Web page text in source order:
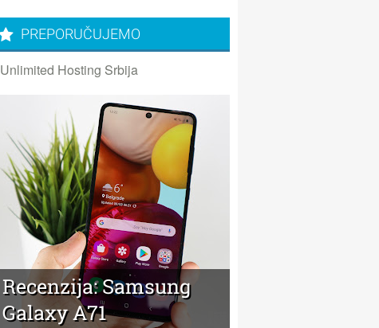
PREPORUČUJEMO
Unlimited Hosting Srbija
Recenzija: Samsung
Galaxy A71